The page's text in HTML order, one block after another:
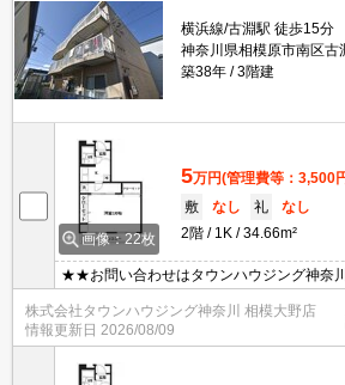
横浜線/古淵駅 徒歩15分
神奈川県相模原市南区古
築38年
3階建
画像：22枚
5万円(管理費等：3,500
敷
なし 礼
なし
2階
1K 34.66m²
★★お問い合わせはタウンハウジング神奈
株式会社タウンハウジング神奈川 相模大野店
情報更新日 2026/08/09